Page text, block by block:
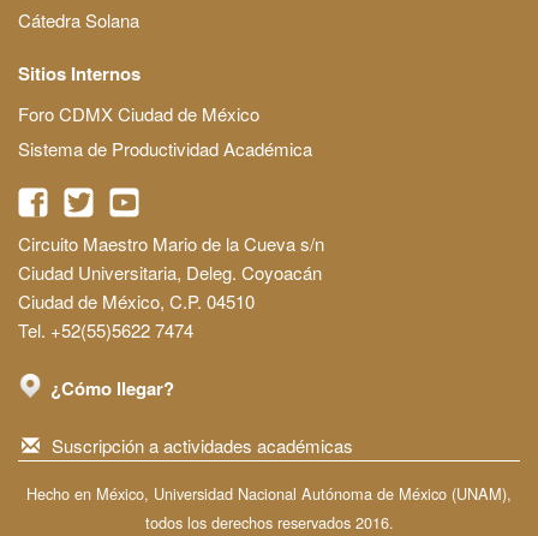
Cátedra Solana
Sitios Internos
Foro CDMX Ciudad de México
Sistema de Productividad Académica
Circuito Maestro Mario de la Cueva s/n
Ciudad Universitaria, Deleg. Coyoacán
Ciudad de México, C.P. 04510
Tel. +52(55)5622 7474
¿Cómo llegar?
Suscripción a actividades académicas
Hecho en México, Universidad Nacional Autónoma de México (UNAM),
todos los derechos reservados 2016.